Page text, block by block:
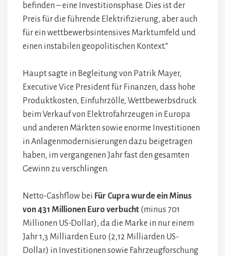
befinden – eine Investitionsphase. Dies ist der
Preis für die führende Elektrifizierung, aber auch
für ein wettbewerbsintensives Marktumfeld und
einen instabilen geopolitischen Kontext.“
Haupt sagte in Begleitung von Patrik Mayer,
Executive Vice President für Finanzen, dass hohe
Produktkosten, Einfuhrzölle, Wettbewerbsdruck
beim Verkauf von Elektrofahrzeugen in Europa
und anderen Märkten sowie enorme Investitionen
in Anlagenmodernisierungen dazu beigetragen
haben, im vergangenen Jahr fast den gesamten
Gewinn zu verschlingen.
Netto-Cashflow bei Für Cupra wurde ein Minus
von 431 Millionen Euro verbucht (minus 701
Millionen US-Dollar), da die Marke in nur einem
Jahr 1,3 Milliarden Euro (2,12 Milliarden US-
Dollar) in Investitionen sowie Fahrzeugforschung